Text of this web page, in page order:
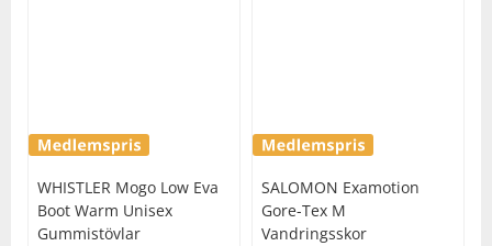
WHISTLER Mogo Low Eva
Boot Warm Unisex
Gummistövlar
SALOMON Examotion
Gore-Tex M
Vandringsskor